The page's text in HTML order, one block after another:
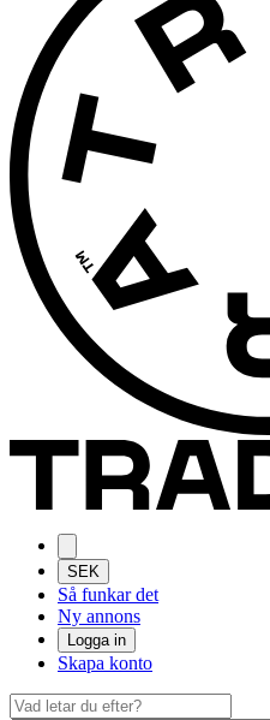
SEK
Så funkar det
Ny annons
Logga in
Skapa konto